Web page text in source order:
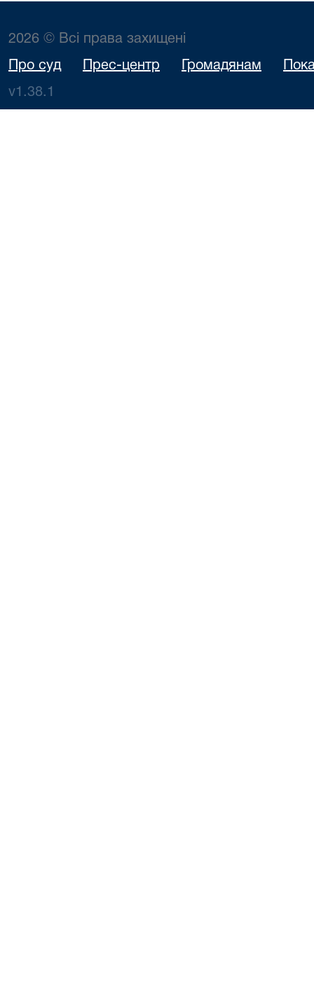
2026 © Всі права захищені
Про суд Прес-центр Громадянам
v1.38.1